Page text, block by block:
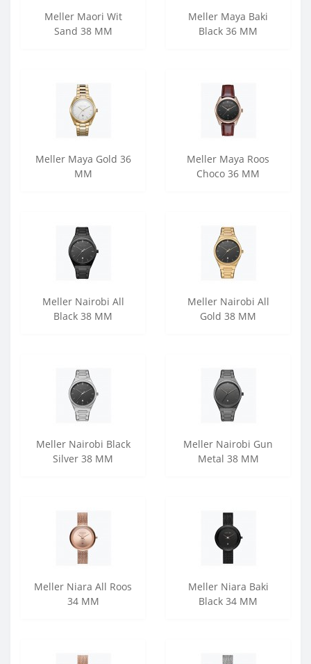
Meller Maori Wit
Sand 38 MM
Meller Maya Baki
Black 36 MM
Meller Maya Gold 36
MM
Meller Maya Roos
Choco 36 MM
Meller Nairobi All
Black 38 MM
Meller Nairobi All
Gold 38 MM
Meller Nairobi Black
Silver 38 MM
Meller Nairobi Gun
Metal 38 MM
Meller Niara All Roos
34 MM
Meller Niara Baki
Black 34 MM